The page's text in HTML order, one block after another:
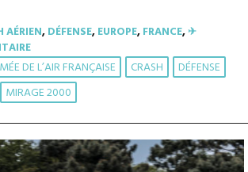
AÉRIEN,DÉFENSE,EUROPE,FRANCE,✈︎
DE L’AIR FRANÇAISE CRASH
DÉFENSE
MIRAGE 2000